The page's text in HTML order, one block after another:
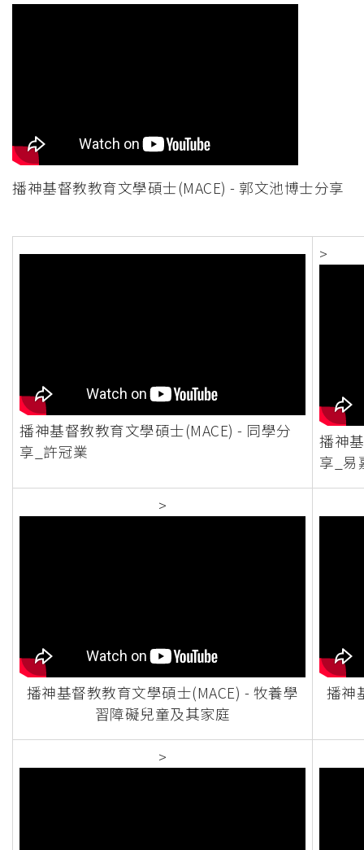
播神基督教教育文學碩士(MACE) - 郭文池博士分享
播神基督教教育文學碩士(MACE) - 同學分
享_許冠業
>
播神
享_易
>
播神基督教教育文學碩士(MACE) - 牧養學
習障礙兒童及其家庭
播神
>